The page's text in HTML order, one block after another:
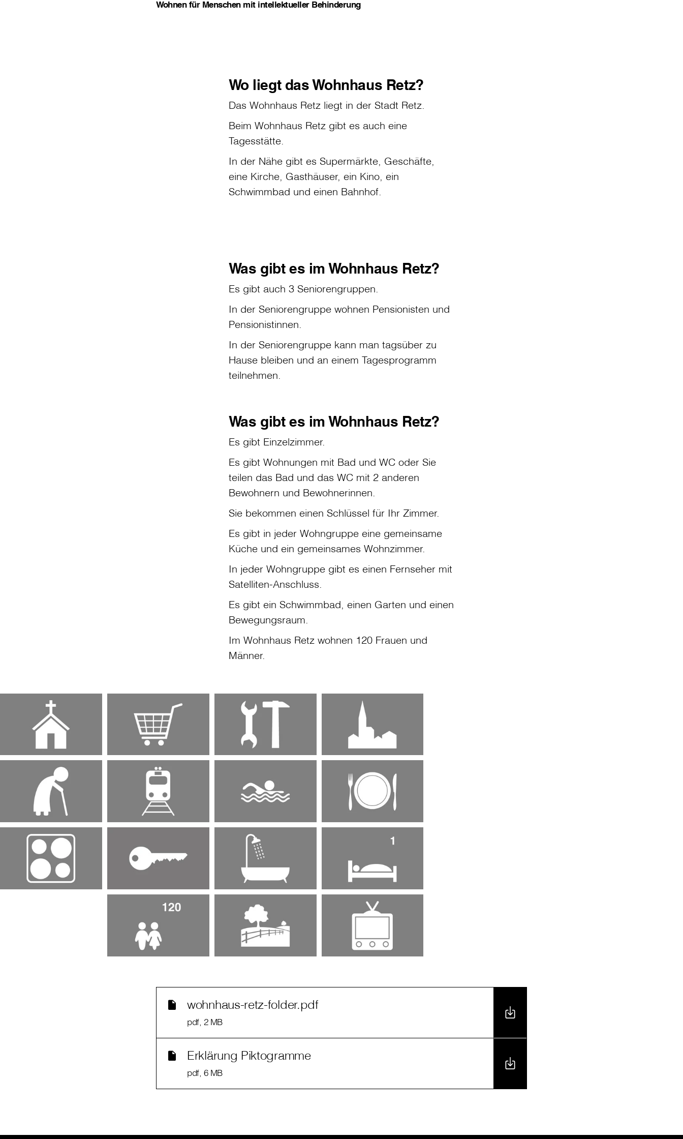
Wohnen für Menschen mit intellektueller Behinderung
Wo liegt das Wohnhaus Retz?
Das Wohnhaus Retz liegt in der Stadt Retz.
Beim Wohnhaus Retz gibt es auch eine
Tagesstätte.
In der Nähe gibt es Supermärkte, Geschäfte,
eine Kirche, Gasthäuser, ein Kino, ein
Schwimmbad und einen Bahnhof.
Was gibt es im Wohnhaus Retz?
Es gibt auch 3 Seniorengruppen.
In der Seniorengruppe wohnen Pensionisten und
Pensionistinnen.
In der Seniorengruppe kann man tagsüber zu
Hause bleiben und an einem Tagesprogramm
teilnehmen.
Was gibt es im Wohnhaus Retz?
Es gibt Einzelzimmer.
Es gibt Wohnungen mit Bad und WC oder Sie
teilen das Bad und das WC mit 2 anderen
Bewohnern und Bewohnerinnen.
Sie bekommen einen Schlüssel für Ihr Zimmer.
Es gibt in jeder Wohngruppe eine gemeinsame
Küche und ein gemeinsames Wohnzimmer.
In jeder Wohngruppe gibt es einen Fernseher mit
Satelliten-Anschluss.
Es gibt ein Schwimmbad, einen Garten und einen
Bewegungsraum.
Im Wohnhaus Retz wohnen 120 Frauen und
Männer.
wohnhaus-retz-folder.pdf
pdf, 2 MB
Erklärung Piktogramme
pdf, 6 MB